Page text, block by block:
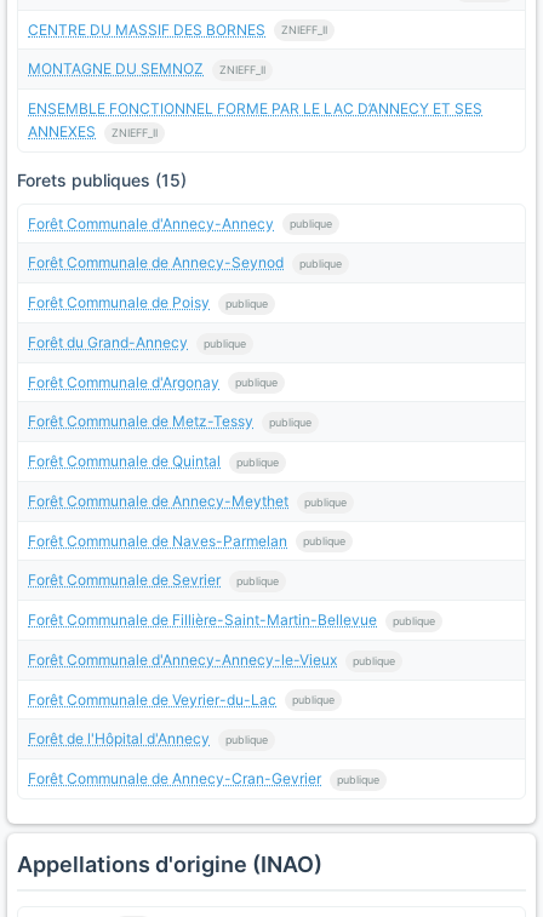
CENTRE DU MASSIF DES BORNES ZNIEFF_II
MONTAGNE DU SEMNOZ ZNIEFF_II
ENSEMBLE FONCTIONNEL FORME PAR LE LAC D’ANNECY ET SES
ANNEXES
ZNIEFF_II
Forets publiques (15)
Forêt Communale d'Annecy-Annecy publique
Forêt Communale de Annecy-Seynod publique
Forêt Communale de Poisy publique
Forêt du Grand-Annecy publique
Forêt Communale d'Argonay publique
Forêt Communale de Metz-Tessy publique
Forêt Communale de Quintal publique
Forêt Communale de Annecy-Meythet publique
Forêt Communale de Naves-Parmelan publique
Forêt Communale de Sevrier publique
Forêt Communale de Fillière-Saint-Martin-Bellevue publique
Forêt Communale d'Annecy-Annecy-le-Vieux publique
Forêt Communale de Veyrier-du-Lac publique
Forêt de l'Hôpital d'Annecy publique
Forêt Communale de Annecy-Cran-Gevrier publique
Appellations d'origine (INAO)